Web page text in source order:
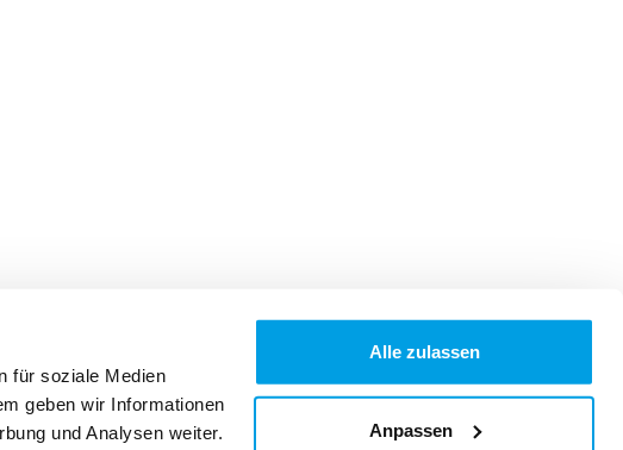
für soziale Medien
geben wir Informationen
und Analysen weiter.
Alle zulassen
Anpassen